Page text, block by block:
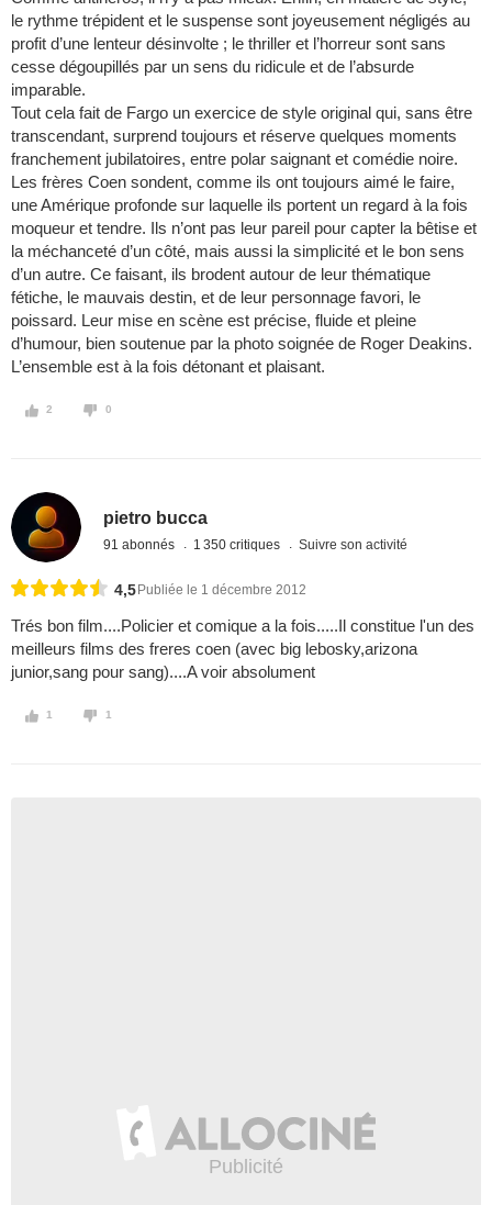
le rythme trépident et le suspense sont joyeusement négligés au
profit d’une lenteur désinvolte ; le thriller et l’horreur sont sans
cesse dégoupillés par un sens du ridicule et de l’absurde
imparable.
Tout cela fait de Fargo un exercice de style original qui, sans être
transcendant, surprend toujours et réserve quelques moments
franchement jubilatoires, entre polar saignant et comédie noire.
Les frères Coen sondent, comme ils ont toujours aimé le faire,
une Amérique profonde sur laquelle ils portent un regard à la fois
moqueur et tendre. Ils n’ont pas leur pareil pour capter la bêtise et
la méchanceté d’un côté, mais aussi la simplicité et le bon sens
d’un autre. Ce faisant, ils brodent autour de leur thématique
fétiche, le mauvais destin, et de leur personnage favori, le
poissard. Leur mise en scène est précise, fluide et pleine
d’humour, bien soutenue par la photo soignée de Roger Deakins.
L’ensemble est à la fois détonant et plaisant.
2 0
pietro bucca
91 abonnés 1 350 critiques Suivre son activité
4,5 Publiée le 1 décembre 2012
Trés bon film....Policier et comique a la fois.....Il constitue l'un des
meilleurs films des freres coen (avec big lebosky,arizona
junior,sang pour sang)....A voir absolument
1 1